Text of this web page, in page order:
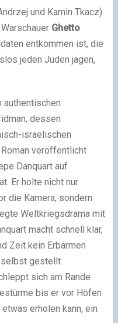
und Kamin Tkacz)
Ghetto
entkommen ist, die
jeden Juden jagen,
dessen
israelischen
veröffentlicht
Danquart auf
Er holte nicht nur
die Kamera, sondern
Weltkriegsdrama mit
macht schnell klar,
Zeit kein Erbarmen
selbst gestellt
sich am Rande
bis er vor Höfen
erholen kann, ein